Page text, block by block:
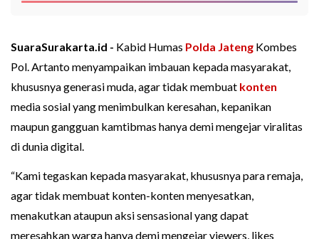
SuaraSurakarta.id - Kabid Humas Polda Jateng Kombes
Pol. Artanto menyampaikan imbauan kepada masyarakat,
khususnya generasi muda, agar tidak membuat konten
media sosial yang menimbulkan keresahan, kepanikan
maupun gangguan kamtibmas hanya demi mengejar viralitas
di dunia digital.
“Kami tegaskan kepada masyarakat, khususnya para remaja,
agar tidak membuat konten-konten menyesatkan,
menakutkan ataupun aksi sensasional yang dapat
meresahkan warga hanya demi mengejar viewers, likes